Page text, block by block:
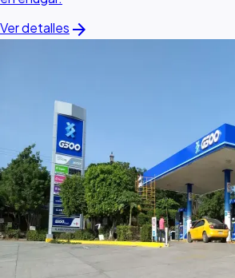
Ver detalles arrow_forward